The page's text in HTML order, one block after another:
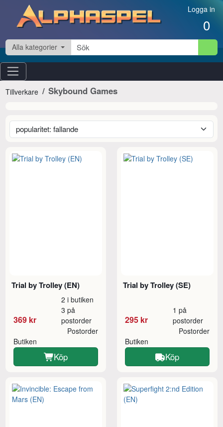
Hoppa till innehåll Logga in
0
Alla kategorier
Tillverkare Skybound Games
Trial by Trolley (EN)
369 kr
2 i butiken
3 på
postorder
Butiken
Postorder
Köp
Trial by Trolley (SE)
295 kr
1 på
postorder
Butiken
Postorder
Köp